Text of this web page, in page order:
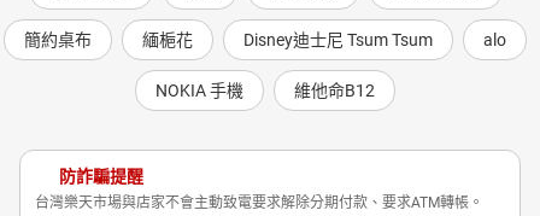
簡約桌布 緬梔花 Disney迪士尼 Tsum Tsum alo
NOKIA 手機 維他命B12
防詐騙提醒
台灣樂天市場與店家不會主動致電要求解除分期付款、要求ATM轉帳。